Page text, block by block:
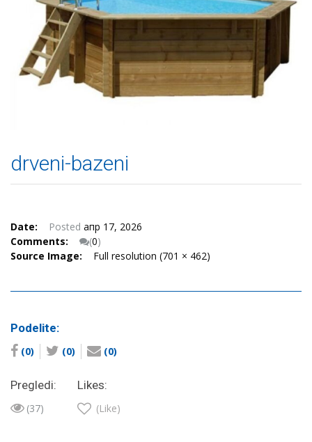
drveni-bazeni
Date: Posted апр 17, 2026
Comments:
(0)
Source Image:
Full resolution (701 × 462)
Podelite:
(0) (0) (0)
Pregledi:
(37)
Likes:
(Like)